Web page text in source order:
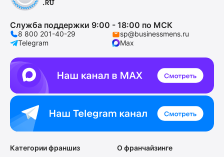
Служба поддержки 9:00 - 18:00 по МСК
8 800 201-40-29
sp@businessmens.ru
Telegram
Max
Категории франшиз
О франчайзинге